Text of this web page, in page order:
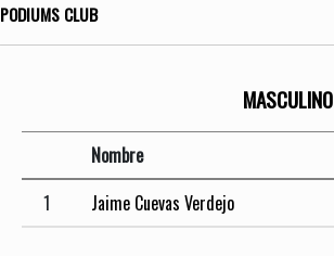
PODIUMS CLUB
MASCULINO
Nombre
1
Jaime Cuevas Verdejo